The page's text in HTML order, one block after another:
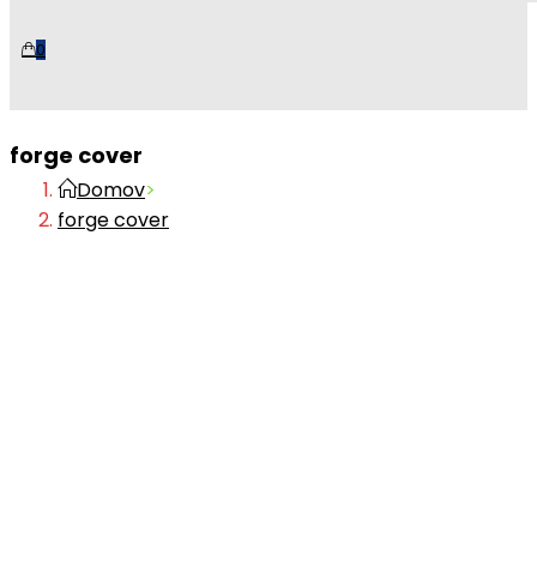
0
forge cover
Domov>
forge cover